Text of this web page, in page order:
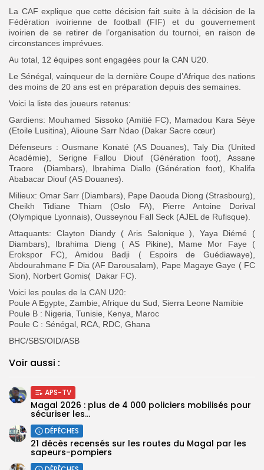
La CAF explique que cette décision fait suite à la décision de la
Fédération ivoirienne de football (FIF) et du gouvernement
ivoirien de se retirer de l’organisation du tournoi, en raison de
circonstances imprévues.
Au total, 12 équipes sont engagées pour la CAN U20.
Le Sénégal, vainqueur de la dernière Coupe d’Afrique des nations
des moins de 20 ans est en préparation depuis des semaines.
Voici la liste des joueurs retenus:
Gardiens: Mouhamed Sissoko (Amitié FC), Mamadou Kara Sèye
(Etoile Lusitina), Alioune Sarr Ndao (Dakar Sacre cœur)
Défenseurs : Ousmane Konaté (AS Douanes), Taly Dia (United
Académie), Serigne Fallou Diouf (Génération foot), Assane
Traore (Diambars), Ibrahima Diallo (Génération foot), Khalifa
Ababacar Diouf (AS Douanes).
Milieux: Omar Sarr (Diambars), Pape Daouda Diong (Strasbourg),
Cheikh Tidiane Thiam (Oslo FA), Pierre Antoine Dorival
(Olympique Lyonnais), Ousseynou Fall Seck (AJEL de Rufisque).
Attaquants: Clayton Diandy ( Aris Salonique ), Yaya Diémé (
Diambars), Ibrahima Dieng ( AS Pikine), Mame Mor Faye (
Erokspor FC), Amidou Badji ( Espoirs de Guédiawaye),
Abdourahmane F Dia (AF Darousalam), Pape Magaye Gaye ( FC
Sion), Norbert Gomis( Dakar FC).
Voici les poules de la CAN U20:
Poule A Egypte, Zambie, Afrique du Sud, Sierra Leone Namibie
Poule B : Nigeria, Tunisie, Kenya, Maroc
Poule C : Sénégal, RCA, RDC, Ghana
BHC/SBS/OID/ASB
Voir aussi :
APS-TV
Magal 2026 : plus de 4 000 policiers mobilisés pour
sécuriser les...
DÉPÊCHES
21 décès recensés sur les routes du Magal par les
sapeurs-pompiers